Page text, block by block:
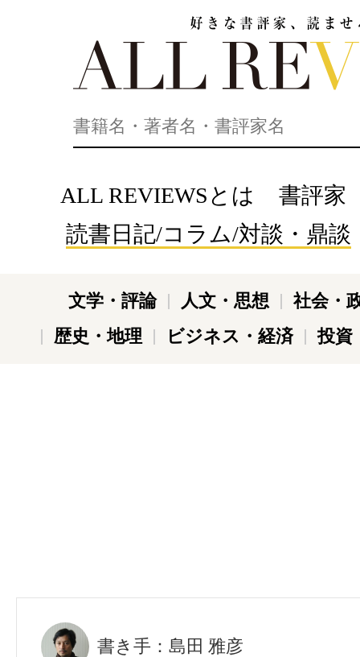
ALL REVIEWSとは
書評家
読書日記/コラム/対談・鼎談
文学・評論 人文・思想
社会・
歴史・地理
ビジネス・経済 投資
書き手：島田 雅彦